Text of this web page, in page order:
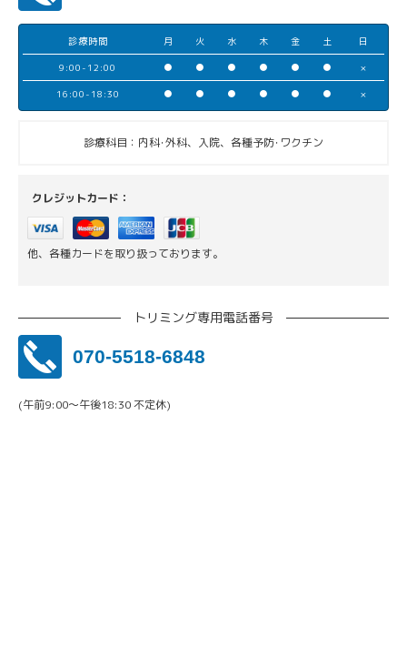
診療時間 月 火 水 木 金 土 日
9:00-12:00 ● ● ● ● ● ● ×
16:00-18:30 ● ● ● ● ● ● ×
診療科目：内科･外科、入院、各種予防･ワクチン
クレジットカード：
他、各種カードを取り扱っております。
トリミング専用電話番号
070-5518-6848
(午前9:00〜午後18:30 不定休)